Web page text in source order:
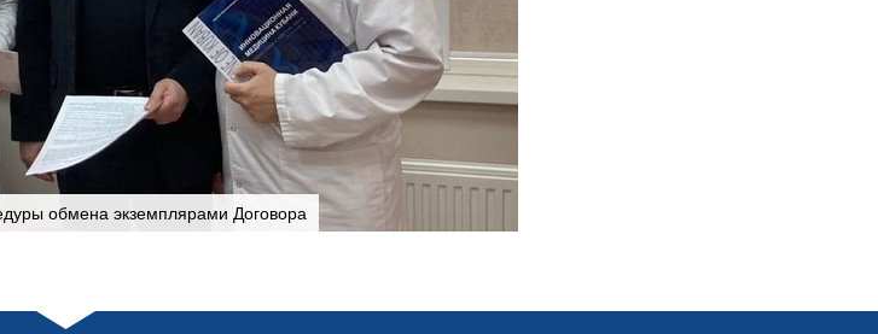
обмена экземплярами Договора